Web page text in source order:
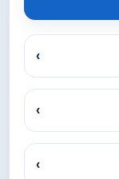
›
›
›